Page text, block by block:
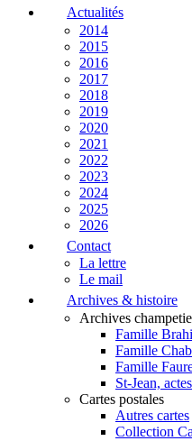
Actualités
2014
2015
2016
2017
2018
2019
2020
2021
2022
2023
2024
2025
2026
Contact
La lettre
Le mail
Archives & histoire
Archives
Famille
Famille
Famille
St-Jean,
Cartes postales
Autres cartes
Collection